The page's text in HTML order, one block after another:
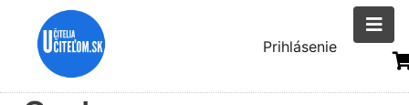
Menu
Prihlásenie